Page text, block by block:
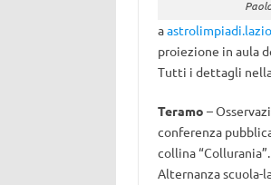
a
proiezione in aula
Tutti i dettagli
Teramo –
conferenza
collina
Alternanza scuola-